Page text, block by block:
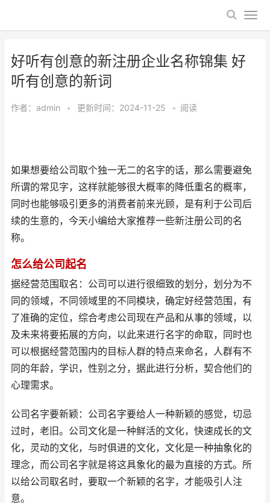
好听有创意的新注册企业名称锦集 好
听有创意的新词
作者： admin • 更新时间：2024-11-25 • 阅读
如果想要给公司取个独一无二的名字的话，那么需要避免
所谓的常见字，这样就能够很大概率的降低重名的概率，
同时也能够吸引更多的消费者前来光顾，是有利于公司后
续的生意的，今天小编给大家推荐一些新注册公司的名
称。
怎么给公司起名
据经营范围取名：公司可以进行很细致的划分，划分为不
同的领域，不同领域里的不同模块，确定好经营范围，有
了准确的定位，综合考虑公司现在产品和从事的领域，以
及未来将要拓展的方向，以此来进行名字的命取，同时也
可以根据经营范围内的目标人群的特点来命名，人群有不
同的年龄，学识，性别之分，据此进行分析，契合他们的
心理需求。
公司名字要新颖：公司名字要给人一种新颖的感觉，切忌
过时，老旧。公司文化是一种鲜活的文化，快速成长的文
化，灵动的文化，与时俱进的文化，文化是一种抽象化的
理念，而公司名字就是将这具象化的最为直接的方式。所
以给公司取名时，要取一个新颖的名字，才能吸引人注
意。